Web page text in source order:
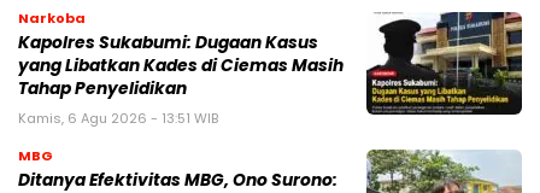
Narkoba
Kapolres Sukabumi: Dugaan Kasus
yang Libatkan Kades di Ciemas Masih
Tahap Penyelidikan
Kamis, 6 Agu 2026 - 13:51 WIB
MBG
‎Ditanya Efektivitas MBG, Ono Surono: